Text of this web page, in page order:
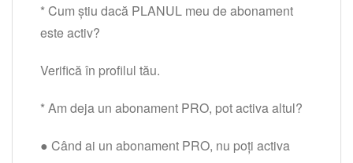
* Cum știu dacă PLANUL meu de abonament
este activ?
Verifică în profilul tău.
* Am deja un abonament PRO, pot activa altul?
● Când ai un abonament PRO, nu poți activa